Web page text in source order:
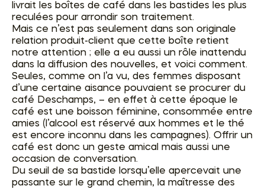
livrait les boîtes de café dans les bastides les plus
reculées pour arrondir son traitement.
Mais ce n’est pas seulement dans son originale
relation produit-client que cette boîte retient
notre attention ; elle a eu aussi un rôle inattendu
dans la diffusion des nouvelles, et voici comment.
Seules, comme on l’a vu, des femmes disposant
d’une certaine aisance pouvaient se procurer du
café Deschamps, – en effet à cette époque le
café est une boisson féminine, consommée entre
amies (l’alcool est réservé aux hommes et le thé
est encore inconnu dans les campagnes). Offrir un
café est donc un geste amical mais aussi une
occasion de conversation.
Du seuil de sa bastide lorsqu’elle apercevait une
passante sur le grand chemin, la maîtresse des